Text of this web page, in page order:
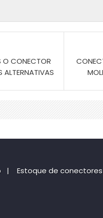
O CONECTOR
ALTERNATIVAS
| Estoque de conectores